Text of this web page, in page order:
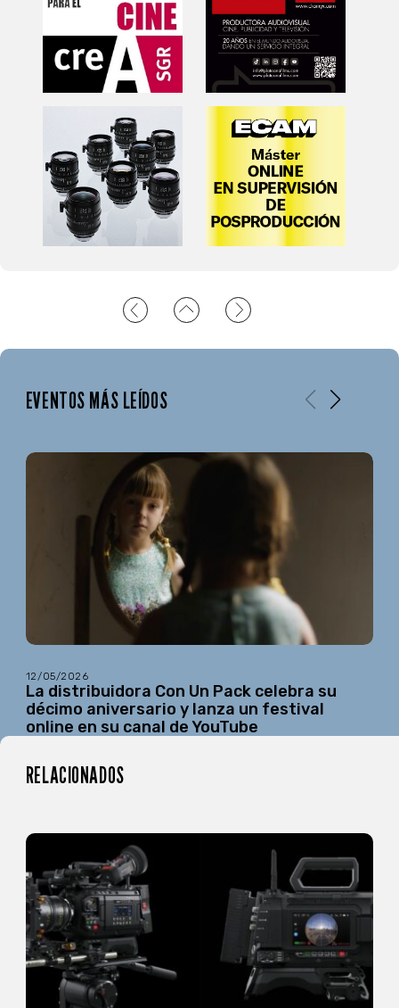
EVENTOS MÁS LEÍDOS
12/05/2026
La distribuidora Con Un Pack celebra su
décimo aniversario y lanza un festival
online en su canal de YouTube
RELACIONADOS